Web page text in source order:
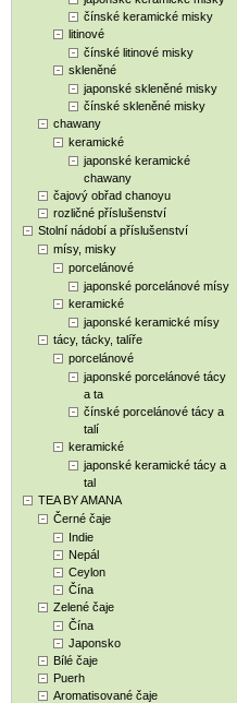
čínské keramické misky
litinové
čínské litinové misky
skleněné
japonské skleněné misky
čínské skleněné misky
chawany
keramické
japonské keramické
chawany
čajový obřad chanoyu
rozličné příslušenství
Stolní nádobí a příslušenství
mísy, misky
porcelánové
japonské porcelánové mísy
keramické
japonské keramické mísy
tácy, tácky, talíře
porcelánové
japonské porcelánové tácy
a ta
čínské porcelánové tácy a
talí
keramické
japonské keramické tácy a
tal
TEA BY AMANA
Černé čaje
Indie
Nepál
Ceylon
Čína
Zelené čaje
Čína
Japonsko
Bílé čaje
Puerh
Aromatisované čaje